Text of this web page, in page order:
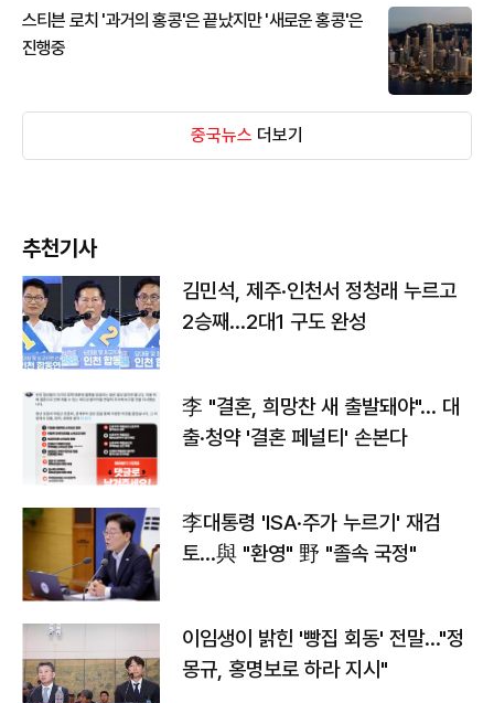
스티븐 로치 '과거의 홍콩'은 끝났지만 '새로운 홍콩'은
진행중
중국뉴스 더보기
추천기사
김민석, 제주·인천서 정청래 누르고
2승째…2대1 구도 완성
李 "결혼, 희망찬 새 출발돼야"… 대
출·청약 '결혼 페널티' 손본다
李대통령 'ISA·주가 누르기' 재검
토…與 "환영" 野 "졸속 국정"
이임생이 밝힌 '빵집 회동' 전말…"정
몽규, 홍명보로 하라 지시"